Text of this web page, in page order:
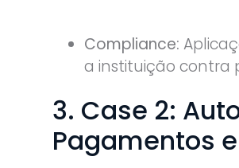
Compliance:
a instituição contra
3. Case 2:
Pagamentos